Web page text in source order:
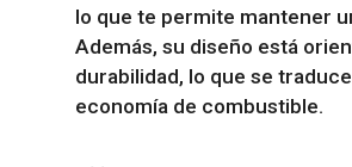
lo que te permite mantener
Además, su diseño está
durabilidad, lo que se
economía de combustible.